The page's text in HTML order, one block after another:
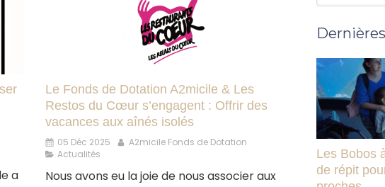
a
Le Fonds de Dotation A2micile & Les
Restos du Cœur s’engagent : Offrir des
vacances aux aînés isolés
05 Déc 2025
A2micile Fonds de Dotation
Actualités
Nous avons eu la joie de nous associer aux
Les Bobos
de répit